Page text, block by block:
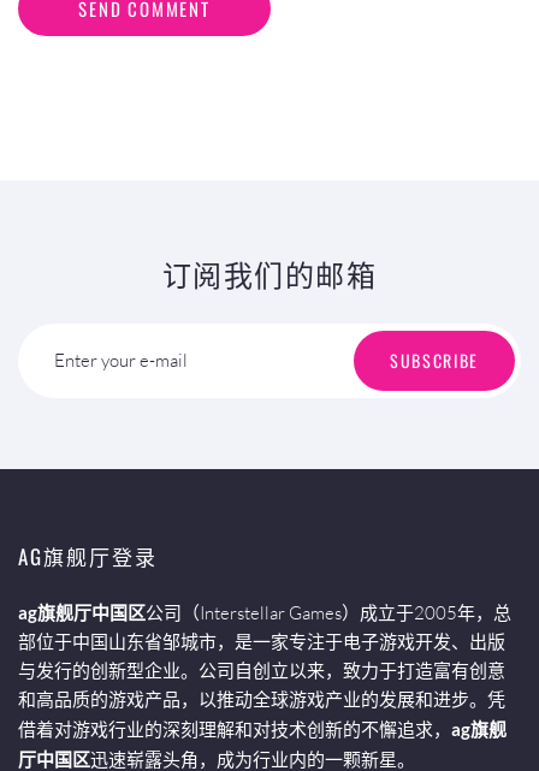
SEND COMMENT
订阅我们的邮箱
Enter your e-mail SUBSCRIBE
AG旗舰厅登录
ag旗舰厅中国区公司（Interstellar Games）成立于2005年，总
部位于中国山东省邹城市，是一家专注于电子游戏开发、出版
与发行的创新型企业。公司自创立以来，致力于打造富有创意
和高品质的游戏产品，以推动全球游戏产业的发展和进步。凭
借着对游戏行业的深刻理解和对技术创新的不懈追求， ag旗舰
厅中国区迅速崭露头角，成为行业内的一颗新星。